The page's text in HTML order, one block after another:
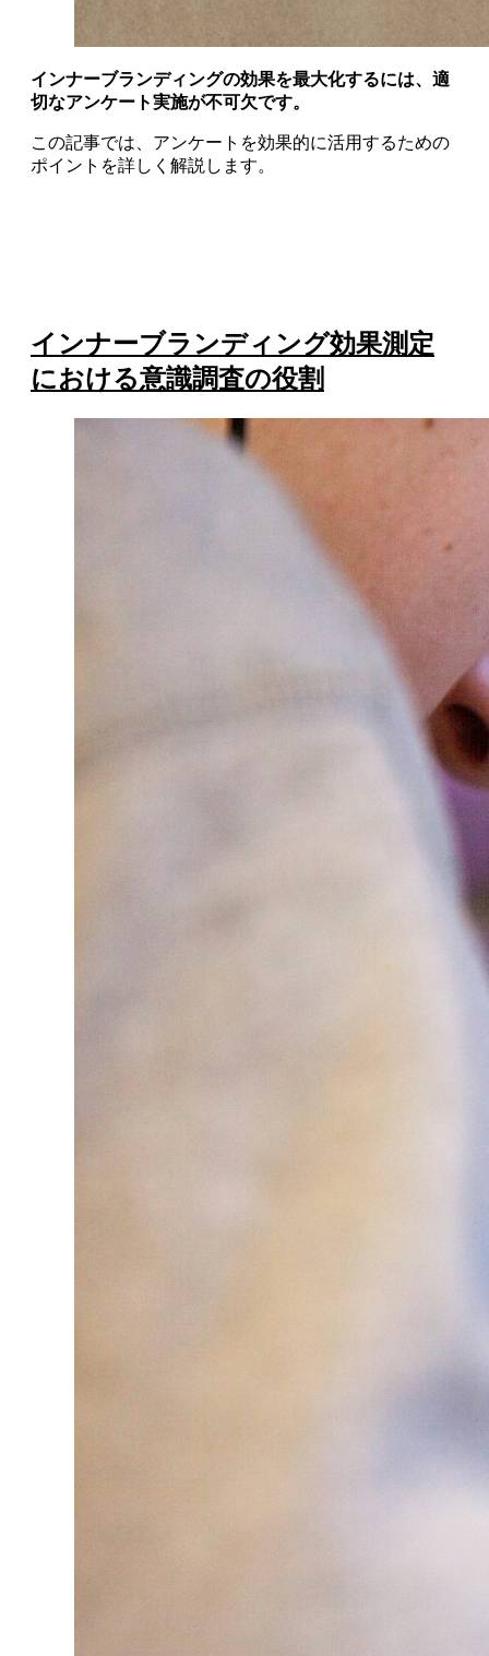
インナーブランディングの効果を最大化するには、適
切なアンケート実施が不可欠です。
この記事では、アンケートを効果的に活用するための
ポイントを詳しく解説します。
インナーブランディング効果測定
における意識調査の役割